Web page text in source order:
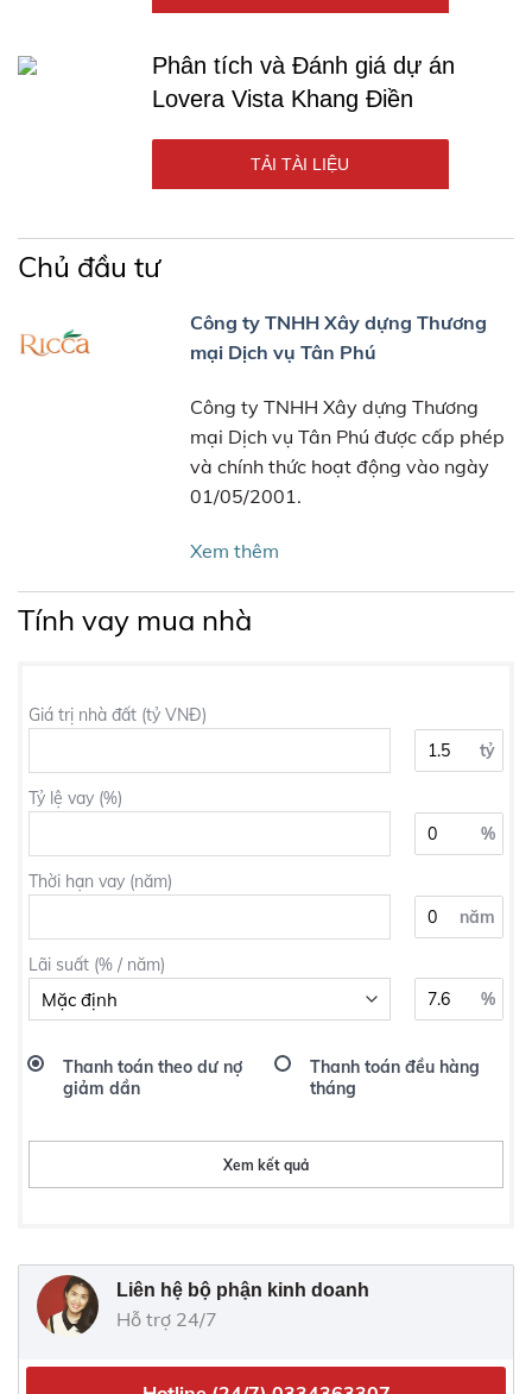
Phân tích và Đánh giá dự án
Lovera Vista Khang Điền
TẢI TÀI LIỆU
Chủ đầu tư
Công ty TNHH Xây dựng Thương
mại Dịch vụ Tân Phú
Công ty TNHH Xây dựng Thương
mại Dịch vụ Tân Phú được cấp phép
và chính thức hoạt động vào ngày
01/05/2001.
Xem thêm
Tính vay mua nhà
Giá trị nhà đất (tỷ VNĐ)
tỷ
Tỷ lệ vay (%)
%
Thời hạn vay (năm)
năm
Lãi suất (% / năm)
%
Thanh toán theo dư nợ
giảm dần
Thanh toán đều hàng
tháng
Xem kết quả
Liên hệ bộ phận kinh doanh
Hỗ trợ 24/7